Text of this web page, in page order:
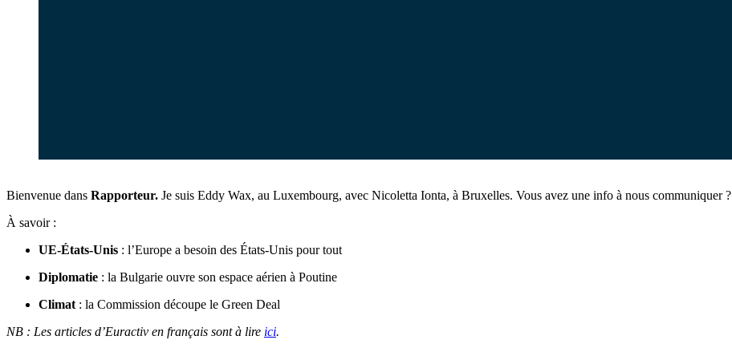
Bienvenue dans Rapporteur. Je suis Eddy Wax, au Luxembourg, avec Nicoletta Ionta, à Bruxelles. Vous avez une info à nous communiquer ?
À savoir :
UE-États-Unis : l’Europe a besoin des États-Unis pour tout
Diplomatie : la Bulgarie ouvre son espace aérien à Poutine
Climat : la Commission découpe le Green Deal
NB : Les articles d’Euractiv en français sont à lire ici.